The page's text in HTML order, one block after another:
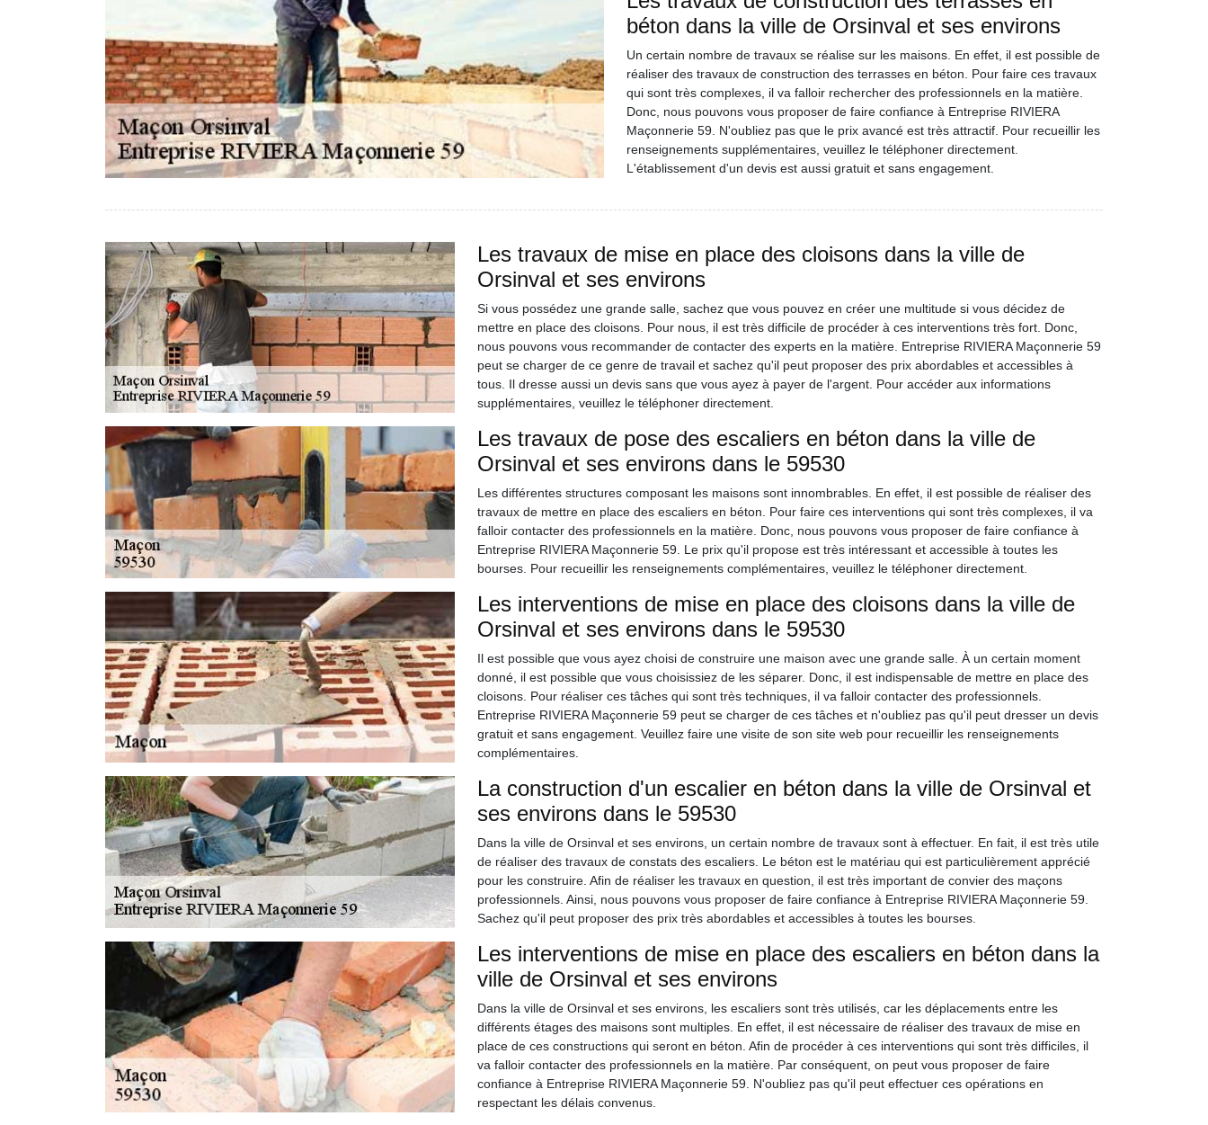
béton dans la ville de Orsinval et ses environs
Un certain nombre de travaux se réalise sur les maisons. En effet, il est possible de
réaliser des travaux de construction des terrasses en béton. Pour faire ces travaux
qui sont très complexes, il va falloir rechercher des professionnels en la matière.
Donc, nous pouvons vous proposer de faire confiance à Entreprise RIVIERA
Maçonnerie 59. N'oubliez pas que le prix avancé est très attractif. Pour recueillir les
renseignements supplémentaires, veuillez le téléphoner directement.
L'établissement d'un devis est aussi gratuit et sans engagement.
Les travaux de mise en place des cloisons dans la ville de
Orsinval et ses environs
Si vous possédez une grande salle, sachez que vous pouvez en créer une multitude si vous décidez de
mettre en place des cloisons. Pour nous, il est très difficile de procéder à ces interventions très fort. Donc,
nous pouvons vous recommander de contacter des experts en la matière. Entreprise RIVIERA Maçonnerie 59
peut se charger de ce genre de travail et sachez qu'il peut proposer des prix abordables et accessibles à
tous. Il dresse aussi un devis sans que vous ayez à payer de l'argent. Pour accéder aux informations
supplémentaires, veuillez le téléphoner directement.
Les travaux de pose des escaliers en béton dans la ville de
Orsinval et ses environs dans le 59530
Les différentes structures composant les maisons sont innombrables. En effet, il est possible de réaliser des
travaux de mettre en place des escaliers en béton. Pour faire ces interventions qui sont très complexes, il va
falloir contacter des professionnels en la matière. Donc, nous pouvons vous proposer de faire confiance à
Entreprise RIVIERA Maçonnerie 59. Le prix qu'il propose est très intéressant et accessible à toutes les
bourses. Pour recueillir les renseignements complémentaires, veuillez le téléphoner directement.
Les interventions de mise en place des cloisons dans la ville de
Orsinval et ses environs dans le 59530
Il est possible que vous ayez choisi de construire une maison avec une grande salle. À un certain moment
donné, il est possible que vous choisissiez de les séparer. Donc, il est indispensable de mettre en place des
cloisons. Pour réaliser ces tâches qui sont très techniques, il va falloir contacter des professionnels.
Entreprise RIVIERA Maçonnerie 59 peut se charger de ces tâches et n'oubliez pas qu'il peut dresser un devis
gratuit et sans engagement. Veuillez faire une visite de son site web pour recueillir les renseignements
complémentaires.
La construction d'un escalier en béton dans la ville de Orsinval et
ses environs dans le 59530
Dans la ville de Orsinval et ses environs, un certain nombre de travaux sont à effectuer. En fait, il est très utile
de réaliser des travaux de constats des escaliers. Le béton est le matériau qui est particulièrement apprécié
pour les construire. Afin de réaliser les travaux en question, il est très important de convier des maçons
professionnels. Ainsi, nous pouvons vous proposer de faire confiance à Entreprise RIVIERA Maçonnerie 59.
Sachez qu'il peut proposer des prix très abordables et accessibles à toutes les bourses.
Les interventions de mise en place des escaliers en béton dans la
ville de Orsinval et ses environs
Dans la ville de Orsinval et ses environs, les escaliers sont très utilisés, car les déplacements entre les
différents étages des maisons sont multiples. En effet, il est nécessaire de réaliser des travaux de mise en
place de ces constructions qui seront en béton. Afin de procéder à ces interventions qui sont très difficiles, il
va falloir contacter des professionnels en la matière. Par conséquent, on peut vous proposer de faire
confiance à Entreprise RIVIERA Maçonnerie 59. N'oubliez pas qu'il peut effectuer ces opérations en
respectant les délais convenus.